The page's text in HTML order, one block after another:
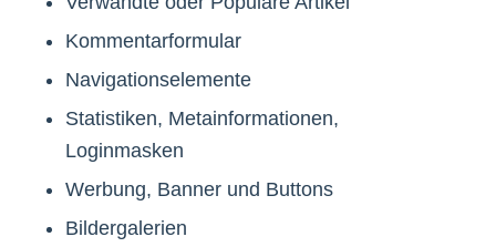
Kommentarformular
Navigationselemente
Statistiken, Metainformationen,
Loginmasken
Werbung, Banner und Buttons
Bildergalerien